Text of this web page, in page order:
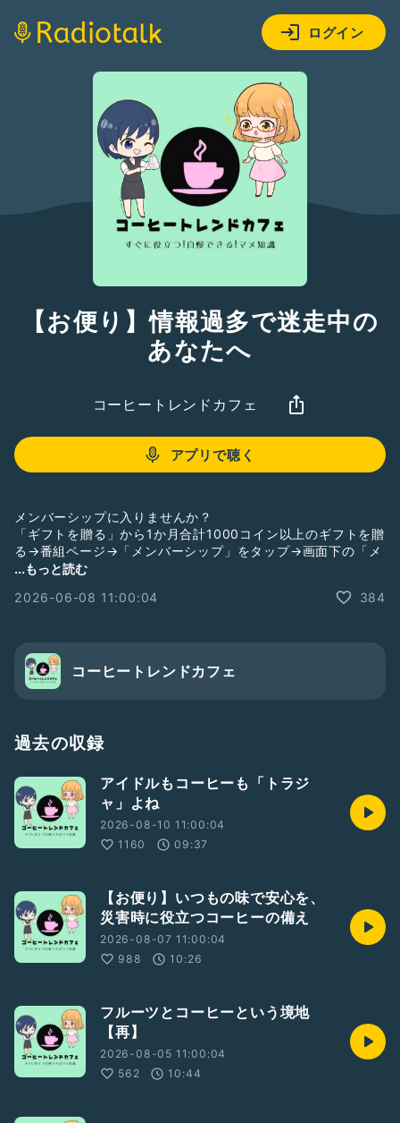
ログイン
【お便り】情報過多で迷走中の
あなたへ
コーヒートレンドカフェ
アプリで聴く
メンバーシップに入りませんか？
「ギフトを贈る」から1か月合計1000コイン以上のギフトを贈
る→番組ページ→「メンバーシップ」をタップ→画面下の「メ
ンバーシップに入る」をタップで入れます。【メンバー限定配
YouTube版コーヒートレンドカフェもよろしく！
👇文字起こしや翻訳して聴けますよ👇
Voicy版コーヒートレンドカフェもよろしく！
👇フォローよろしくお願いします👇
コーヒー！コーヒー！コーヒー！
#2人組 #コーヒー #豆知識 #笑い声あり
...もっと読む
2026-06-08 11:00:04
384
コーヒートレンドカフェ
過去の収録
アイドルもコーヒーも「トラジ
ャ」よね
2026-08-10 11:00:04
1160
09:37
【お便り】いつもの味で安心を、
災害時に役立つコーヒーの備え
2026-08-07 11:00:04
988
10:26
フルーツとコーヒーという境地
【再】
2026-08-05 11:00:04
562
10:44